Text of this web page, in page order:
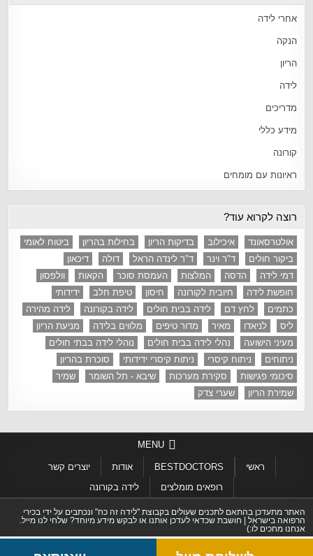
אחרי לידה
הנקה
הריון
לידה
מדריכים
מידע כללי
קורונה
ראיונות עם מומחים
רוצה לקרוא עוד?
אולטרסאונד איכילוב בדיקות הריון בחילות בהריון
ביטוח לאומי
ביקור חולים
ד"ר וינר ד"ר לינדה הראל דולה
דיכאון
דמי לידה
הדסה המלצות העמסת סוכר הקאות
וולפסון
חופשת לידה
חיובית לקורונה חיסון טיפת חלב
ידידותי
כתמים
לחץ דם לידה בבית חולים לידה בקורונה
לידה מהירה
ליס
לניאדו מאיר מדור טיפים מלווים בלידה
מניעת הריון
מעיני הישועה
נהלי לידה בבית חולים
נוהלי לידה בבתי חולים
ניתוחים
ניתוח קיסרי ניתוח קיסרי ידידותי
סוכרת בהריון
סיכומי פגישות
סקירת מערכות שיבא - תל השומר
שמיר
שמירת הריון
שערי צדק
MENU
ראשי BESTDOCTORS אודות
יוצרים קשר
רופאים מומלצים
לידה בקורונה
האתר מתעדכן בהתאם לתכנים שעולים בקבוצת "לידה זה כח" ונכתבים על ידי בכירי
הרפואה בישראל | חושבת שכדאי לעדכן אותנו או לבקש מידע מיוחד? שלחי לנו מייל.
אנחנו מחכים לו:)